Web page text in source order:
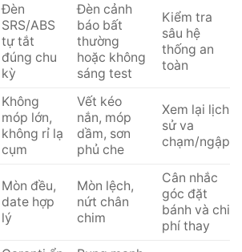
Đèn
SRS/ABS
tự tắt
đúng chu
kỳ
Đèn cảnh
báo bất
thường
hoặc không
sáng test
Kiểm tra
sâu hệ
thống an
toàn
Không
móp lớn,
không rỉ lạ
cụm
Vết kéo
nắn, móp
dầm, sơn
phủ che
Xem lại lịch
sử va
chạm/ngập
Mòn đều,
date hợp
lý
Mòn lệch,
nứt chân
chim
Cân nhắc
góc đặt
bánh và chi
phí thay